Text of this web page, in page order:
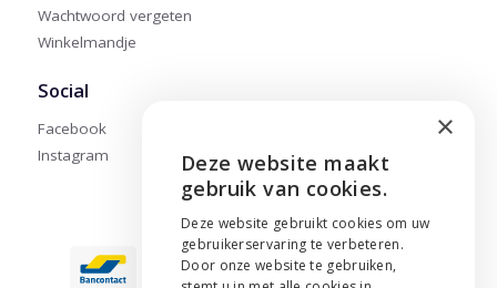
Wachtwoord vergeten
Winkelmandje
Social
Facebook
Instagram
ENGLISH
×
Deze website maakt
gebruik van cookies.
Deze website gebruikt cookies om uw
gebruikerservaring te verbeteren.
Door onze website te gebruiken,